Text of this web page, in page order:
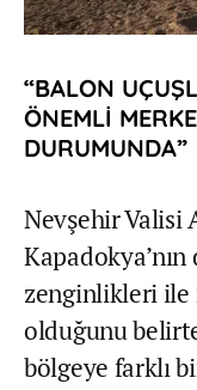
“BALON
ÖNEMLİ
DURUMUNDA”
Nevşehir Valisi
zenginlikleri ile
olduğunu
bölgeye farklı